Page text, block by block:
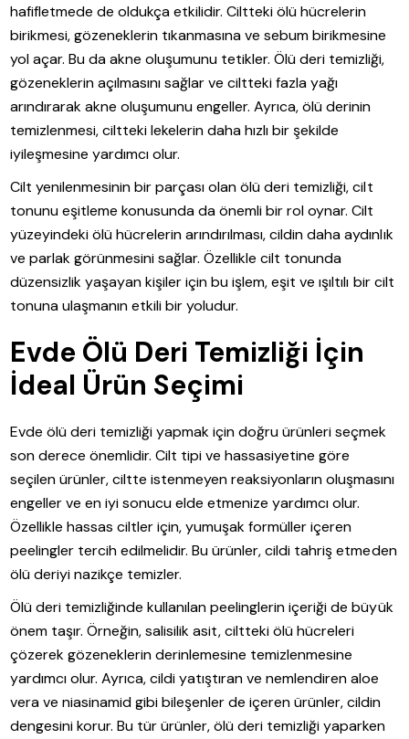
hafifletmede de oldukça etkilidir. Ciltteki ölü hücrelerin
birikmesi, gözeneklerin tıkanmasına ve sebum birikmesine
yol açar. Bu da akne oluşumunu tetikler. Ölü deri temizliği,
gözeneklerin açılmasını sağlar ve ciltteki fazla yağı
arındırarak akne oluşumunu engeller. Ayrıca, ölü derinin
temizlenmesi, ciltteki lekelerin daha hızlı bir şekilde
iyileşmesine yardımcı olur.
Cilt yenilenmesinin bir parçası olan ölü deri temizliği, cilt
tonunu eşitleme konusunda da önemli bir rol oynar. Cilt
yüzeyindeki ölü hücrelerin arındırılması, cildin daha aydınlık
ve parlak görünmesini sağlar. Özellikle cilt tonunda
düzensizlik yaşayan kişiler için bu işlem, eşit ve ışıltılı bir cilt
tonuna ulaşmanın etkili bir yoludur.
Evde Ölü Deri Temizliği İçin
İdeal Ürün Seçimi
Evde ölü deri temizliği yapmak için doğru ürünleri seçmek
son derece önemlidir. Cilt tipi ve hassasiyetine göre
seçilen ürünler, ciltte istenmeyen reaksiyonların oluşmasını
engeller ve en iyi sonucu elde etmenize yardımcı olur.
Özellikle hassas ciltler için, yumuşak formüller içeren
peelingler tercih edilmelidir. Bu ürünler, cildi tahriş etmeden
ölü deriyi nazikçe temizler.
Ölü deri temizliğinde kullanılan peelinglerin içeriği de büyük
önem taşır. Örneğin, salisilik asit, ciltteki ölü hücreleri
çözerek gözeneklerin derinlemesine temizlenmesine
yardımcı olur. Ayrıca, cildi yatıştıran ve nemlendiren aloe
vera ve niasinamid gibi bileşenler de içeren ürünler, cildin
dengesini korur. Bu tür ürünler, ölü deri temizliği yaparken